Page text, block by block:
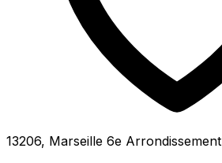
13206, Marseille 6e Arrondissement